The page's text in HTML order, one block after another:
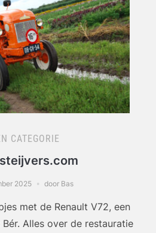
CATEGORIE
2025 door Bas
met de Renault V72, een
Alles over de restauratie